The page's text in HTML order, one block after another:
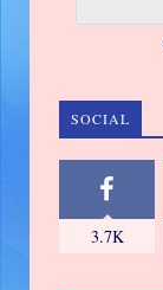
SOCIAL
3.7K